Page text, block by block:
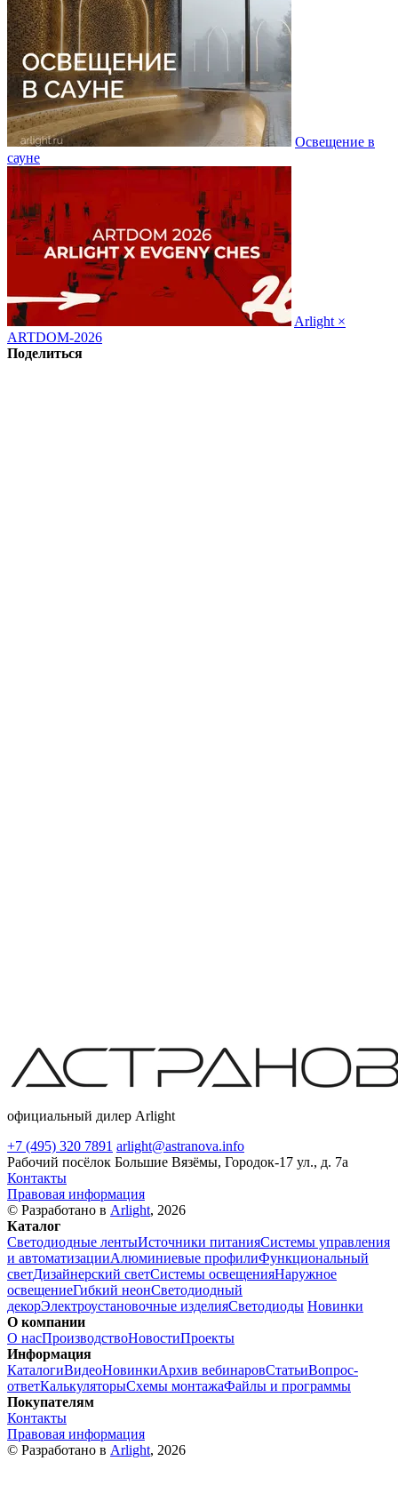
Освещение в
сауне
Arlight ×
ARTDOM-2026
Поделиться
официальный дилер Arlight
+7 (495) 320 7891 arlight@astranova.info
Рабочий посёлок Большие Вязёмы, Городок-17 ул., д. 7а
Контакты
Правовая информация
© Разработано в Arlight, 2026
Каталог
Светодиодные лентыИсточники питанияСистемы управления
и автоматизацииАлюминиевые профилиФункциональный
светДизайнерский светСистемы освещенияНаружное
освещениеГибкий неонСветодиодный
декорЭлектроустановочные изделияСветодиоды Новинки
О компании
О насПроизводствоНовостиПроекты
Информация
КаталогиВидеоНовинкиАрхив вебинаровСтатьиВопрос-
ответКалькуляторыСхемы монтажаФайлы и программы
Покупателям
Контакты
Правовая информация
© Разработано в Arlight, 2026